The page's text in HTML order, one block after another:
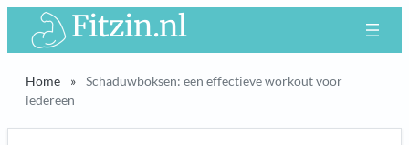
naar
inhoud
Fitzin.nl
Home »
Schaduwboksen: een effectieve workout voor
iedereen